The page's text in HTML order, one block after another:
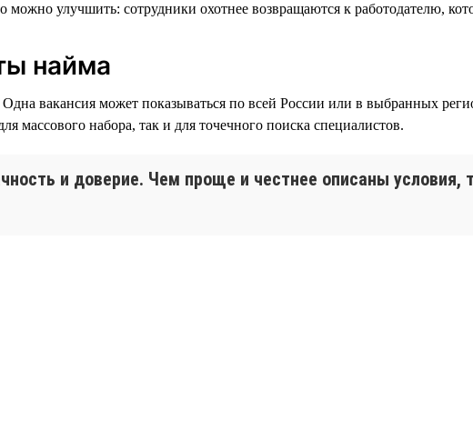
можно улучшить: сотрудники охотнее возвращаются к работодателю,
найма
вакансия может показываться по всей России или в выбранных
набора, так и для точечного поиска специалистов.
и доверие. Чем проще и честнее описаны